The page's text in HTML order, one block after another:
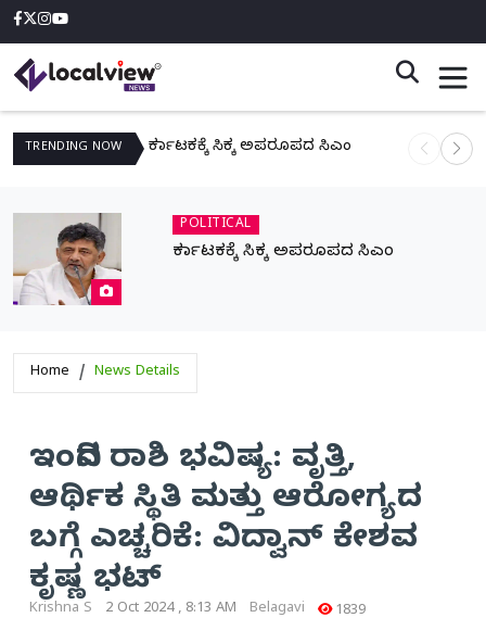
TRENDING NOW ಕರ್ನಾಟಕಕ್ಕೆ ಸಿಕ್ಕ ಅಪರೂಪದ ಸಿಎಂ ನಾಳೆ
POLITICAL
ಕರ್ನಾಟಕಕ್ಕೆ ಸಿಕ್ಕ ಅಪರೂಪದ ಸಿಎಂ
Home News Details
ಇಂದಿನ ರಾಶಿ ಭವಿಷ್ಯ: ವೃತ್ತಿ,
ಆರ್ಥಿಕ ಸ್ಥಿತಿ ಮತ್ತು ಆರೋಗ್ಯದ
ಬಗ್ಗೆ ಎಚ್ಚರಿಕೆ: ವಿದ್ವಾನ್ ಕೇಶವ
ಕೃಷ್ಣ ಭಟ್
Krishna S 2 Oct 2024 , 8:13 AM Belagavi 1839